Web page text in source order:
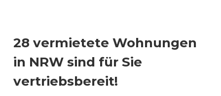
28 vermietete Wohnungen
in NRW sind für Sie
vertriebsbereit!